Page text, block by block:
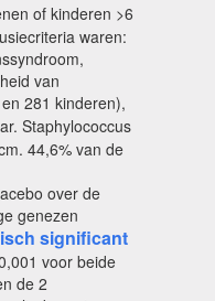
of kinderen >6
waren:
van
281 kinderen),
Staphylococcus
44,6% van de
over de
genezen
significant
voor beide
de 2